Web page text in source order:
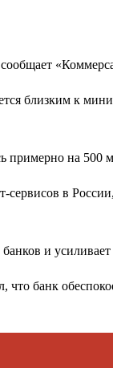
близким к
примерно на 500
в
и
банк